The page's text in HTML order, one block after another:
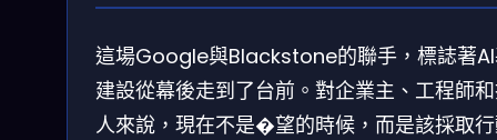
這場Google與Blackstone的聯手，標誌著
建設從幕後走到了台前。對企業主、工程師
人來說，現在不是�望的時候，而是該採取